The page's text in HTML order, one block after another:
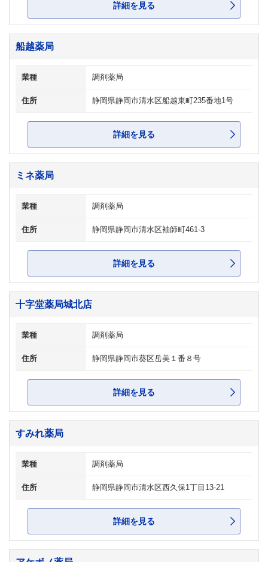
詳細を見る
船越薬局
業種 調剤薬局
住所 静岡県静岡市清水区船越東町235番地1号
詳細を見る
ミネ薬局
業種 調剤薬局
住所 静岡県静岡市清水区袖師町461-3
詳細を見る
十字堂薬局城北店
業種 調剤薬局
住所 静岡県静岡市葵区岳美１番８号
詳細を見る
すみれ薬局
業種 調剤薬局
住所 静岡県静岡市清水区西久保1丁目13-21
詳細を見る